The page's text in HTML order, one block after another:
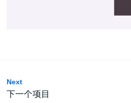
Next
下一个项目